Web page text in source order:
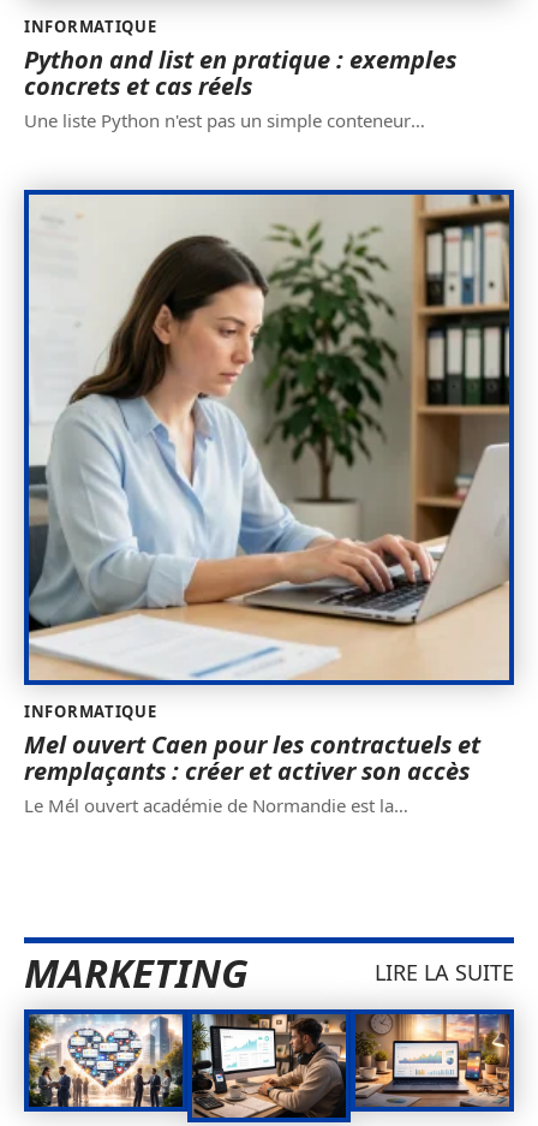
INFORMATIQUE
Python and list en pratique : exemples
concrets et cas réels
Une liste Python n'est pas un simple conteneur…
INFORMATIQUE
Mel ouvert Caen pour les contractuels et
remplaçants : créer et activer son accès
Le Mél ouvert académie de Normandie est la…
MARKETING LIRE LA SUITE